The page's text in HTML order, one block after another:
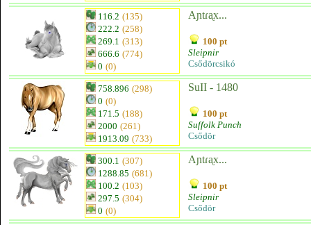
116.2 (135)
222.2 (258)
269.1 (313)
666.6 (774)
0 (0)
Aɲtɾᶏx...
100 pt
Sleipnir
Csődörcsikó
758.896 (298)
0 (0)
171.5 (188)
2000 (261)
1913.09 (733)
SuII - 1480
100 pt
Suffolk Punch
Csődör
300.1 (307)
1288.85 (681)
100.2 (103)
297.5 (304)
0 (0)
Aɲtɾᶏx...
100 pt
Sleipnir
Csődör